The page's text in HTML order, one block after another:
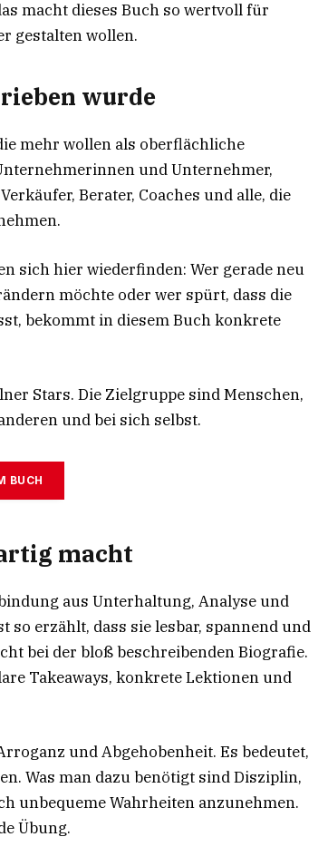
macht dieses Buch so wertvoll für
gestalten wollen.
wurde
mehr wollen als oberflächliche
und Unternehmer,
Berater, Coaches und alle, die
sich hier wiederfinden: Wer gerade neu
möchte oder wer spürt, dass die
bekommt in diesem Buch konkrete
Stars. Die Zielgruppe sind Menschen,
und bei sich selbst.
BUCH
macht
aus Unterhaltung, Analyse und
so erzählt, dass sie lesbar, spannend und
bei der bloß beschreibenden Biografie.
Takeaways, konkrete Lektionen und
und Abgehobenheit. Es bedeutet,
Was man dazu benötigt sind Disziplin,
unbequeme Wahrheiten anzunehmen.
Übung.